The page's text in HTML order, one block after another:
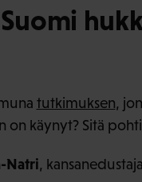
tutkimuksen,
on käynyt? Sitä
Natri,